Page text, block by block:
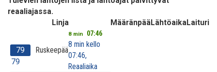
reaaliajassa.
Linja
MääränpääLähtöaikaLaituri
79
79
Ruskeepää
8 min 07:46
8 min kello
07:46,
Reaaliaika